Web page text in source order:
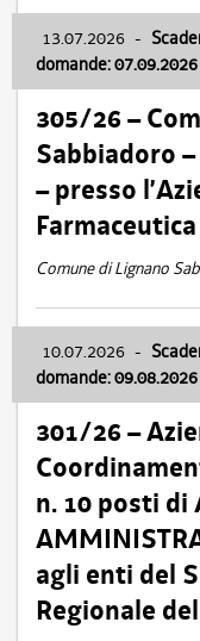
13.07.2026 -
domande:
305/26 –
Sabbiadoro –
– presso
Comune di Lignano
10.07.2026 -
domande: 09.08.2026
301/26 –
n. 10 posti di
agli enti del
Regionale